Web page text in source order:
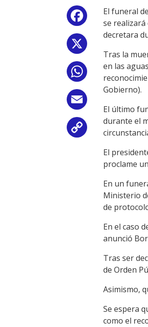
Facebook
Copy
Link
El funeral
se realizará
decretara
Tras la
en las
Gobierno).
El último
durante el
El
proclame
En un
Ministerio
de
En el caso
anunció
Tras ser
de Orden
Asimismo,
Se espera
como el